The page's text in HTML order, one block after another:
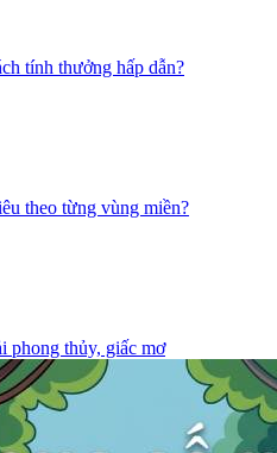
tính thưởng hấp dẫn?
theo từng vùng miền?
phong thủy, giấc mơ